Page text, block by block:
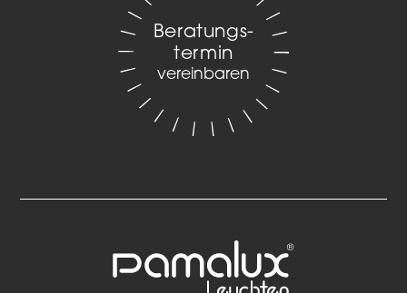
Beratungs­
termin
vereinbaren